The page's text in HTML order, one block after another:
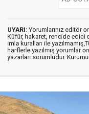
UYARI: Yorumlarınız editör
Küfür, hakaret, rencide edici
imla kuralları ile
harflerle yazılmış yorumlar
yazarları sorumludur.